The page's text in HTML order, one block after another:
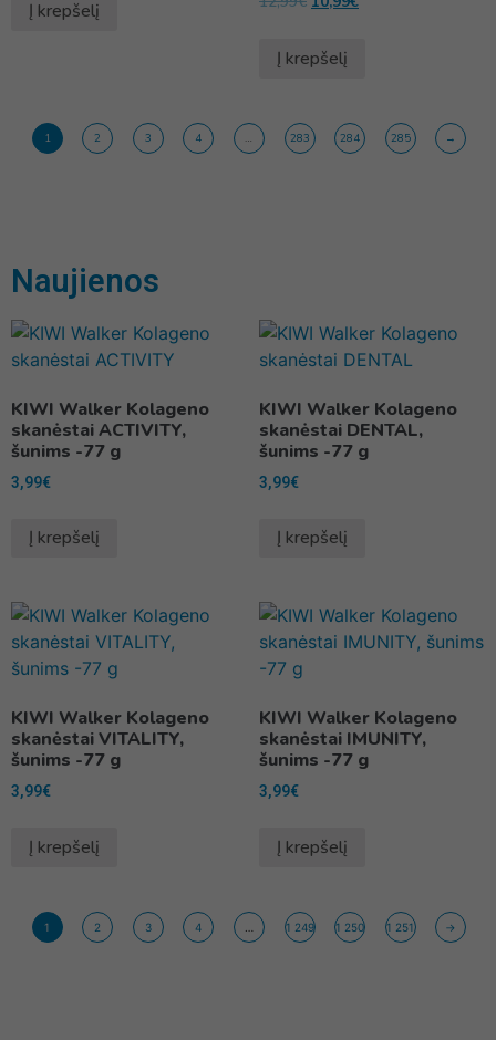
Į krepšelį
Į krepšelį
1 2 3 4 … 283 284 285 →
Naujienos
KIWI Walker Kolageno
skanėstai ACTIVITY,
šunims -77 g
3,99€
Į krepšelį
KIWI Walker Kolageno
skanėstai DENTAL,
šunims -77 g
3,99€
Į krepšelį
KIWI Walker Kolageno
skanėstai VITALITY,
šunims -77 g
3,99€
Į krepšelį
KIWI Walker Kolageno
skanėstai IMUNITY,
šunims -77 g
3,99€
Į krepšelį
1 2 3 4 1 249 1 250 1 251 →